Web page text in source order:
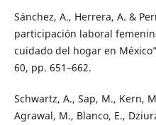
Sánchez, A., Herrera, A. &
participación laboral
cuidado del hogar en
60, pp. 651–662.
Schwartz, A., Sap, M., Kern,
Agrawal, M., Blanco, E.,